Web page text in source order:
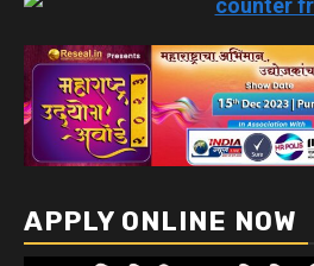
APPLY ONLINE NOW